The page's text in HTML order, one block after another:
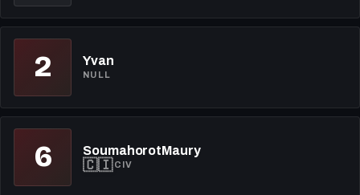
2 Yvan
NULL
6 SoumahorotMaury
🇨🇮CIV